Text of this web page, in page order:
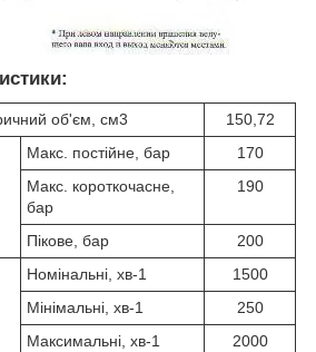
об'єм, см3
150,72
Макс. постійне, бар
170
Макс. короткочасне,
бар
190
Пікове, бар
200
Номінальні, хв-1
1500
Мінімальні, хв-1
250
Максимальні, хв-1 2000